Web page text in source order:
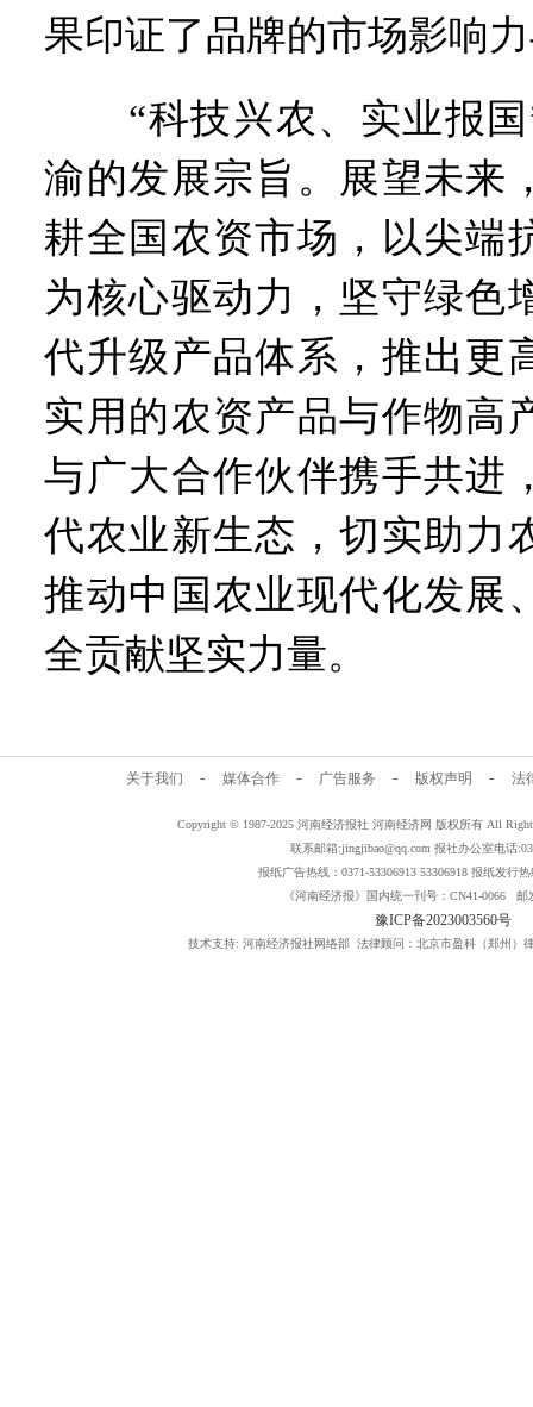
果印证了品牌的市场影响
“科技兴农、实业报国
渝的发展宗旨。展望未来
耕全国农资市场，以尖端
为核心驱动力，坚守绿色
代升级产品体系，推出更
实用的农资产品与作物高
与广大合作伙伴携手共进
代农业新生态，切实助力
推动中国农业现代化发展
全贡献坚实力量。
关于我们 - 媒体合作 - 广告服务 - 版权声明 - 法
Copyright © 1987-2025 河南经济报社 河南经济网 版权所有 All
联系邮箱:jingjibao@qq.com 报社办公室电话
报纸广告热线：0371-53306913 53306918 报纸发行热
《河南经济报》国内统一刊号：CN41-0066 邮
豫ICP备2023003560号
技术支持: 河南经济报社网络部 法律顾问：北京市盈科（郑州